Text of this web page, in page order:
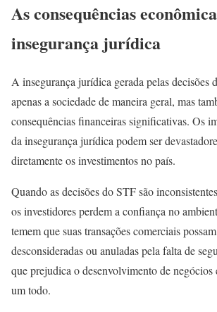
As consequências
insegurança jurídica
A insegurança jurídica gerada pelas decisões
apenas a sociedade de maneira geral, mas
consequências financeiras significativas. Os
da insegurança jurídica podem ser
diretamente os investimentos no país.
Quando as decisões do STF são
os investidores perdem a confiança no
temem que suas transações comerciais
desconsideradas ou anuladas pela falta de
que prejudica o desenvolvimento de negócios
um todo.